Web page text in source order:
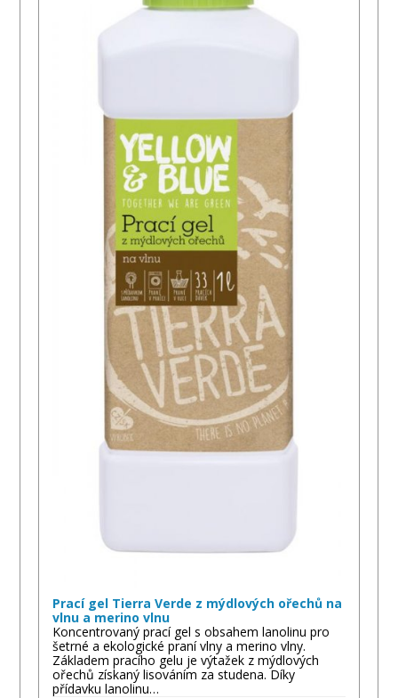
Prací gel Tierra Verde z mýdlových ořechů na
vlnu a merino vlnu
Koncentrovaný prací gel s obsahem lanolinu pro
šetrné a ekologické praní vlny a merino vlny.
Základem pracího gelu je výtažek z mýdlových
ořechů získaný lisováním za studena. Díky
přídavku lanolinu…